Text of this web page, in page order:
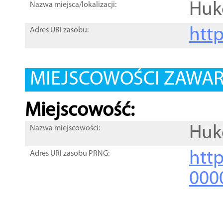
Nazwa miejsca/lokalizacji:
Adres URI zasobu:
MIEJSCOWOŚCI
Miejscowość:
Nazwa miejscowości:
Adres URI zasobu PRNG: